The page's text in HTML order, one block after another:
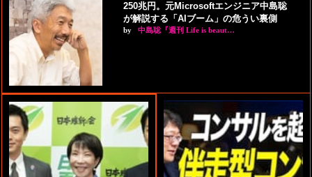
250兆円。元Microsoftエンジニア中島聡
が解説する「AIブーム」の危うい裏側
by 中島聡『週刊 Life is beaut…